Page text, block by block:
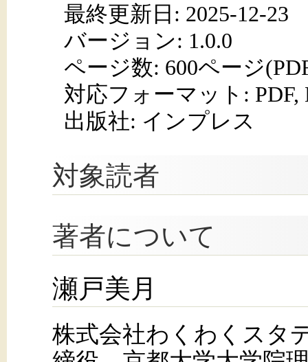
最終更新日: 2025-12-23
バージョン: 1.0.0
ページ数: 600ページ
対応フォーマット: PDF,
出版社: インプレス
対象読者
著者について
瀬戸美月
株式会社わくわくスタ